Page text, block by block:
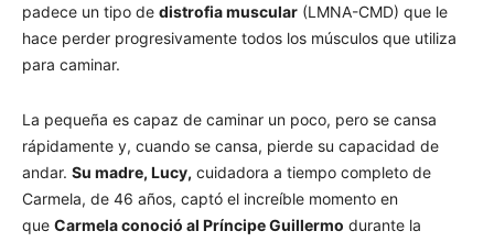
padece un tipo de distrofia muscular (LMNA-CMD) que le
hace perder progresivamente todos los músculos que utiliza
para caminar.
La pequeña es capaz de caminar un poco, pero se cansa
rápidamente y, cuando se cansa, pierde su capacidad de
andar. Su madre, Lucy, cuidadora a tiempo completo de
Carmela, de 46 años, captó el increíble momento en
que Carmela conoció al Príncipe Guillermo durante la